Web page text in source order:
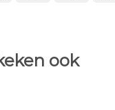
ook